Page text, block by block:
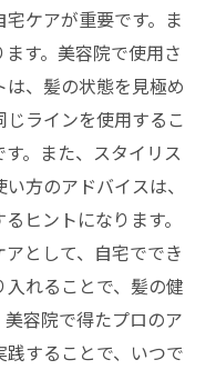
ケアが重要です。ま
す。美容院で使用さ
、髪の状態を見極め
ラインを使用するこ
。また、スタイリス
方のアドバイスは、
ヒントになります。
として、自宅ででき
れることで、髪の健
容院で得たプロのア
することで、いつで